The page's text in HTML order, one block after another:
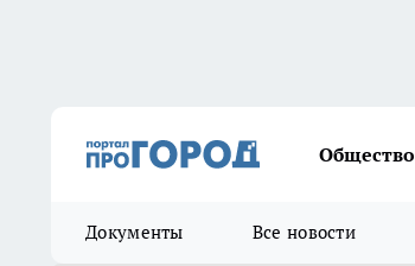
Общество
Документы Все новости